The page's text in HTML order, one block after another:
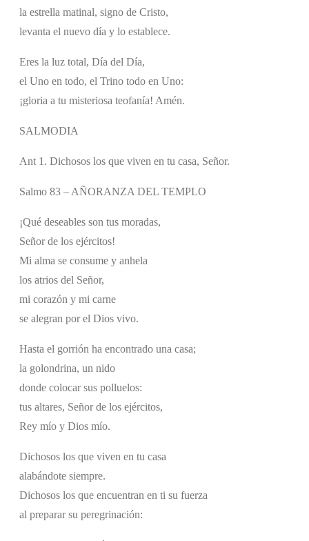
la estrella matinal, signo de Cristo,
levanta el nuevo día y lo establece.
Eres la luz total, Día del Día,
el Uno en todo, el Trino todo en Uno:
¡gloria a tu misteriosa teofanía! Amén.
SALMODIA
Ant 1. Dichosos los que viven en tu casa, Señor.
Salmo 83 – AÑORANZA DEL TEMPLO
¡Qué deseables son tus moradas,
Señor de los ejércitos!
Mi alma se consume y anhela
los atrios del Señor,
mi corazón y mi carne
se alegran por el Dios vivo.
Hasta el gorrión ha encontrado una casa;
la golondrina, un nido
donde colocar sus polluelos:
tus altares, Señor de los ejércitos,
Rey mío y Dios mío.
Dichosos los que viven en tu casa
alabándote siempre.
Dichosos los que encuentran en ti su fuerza
al preparar su peregrinación: